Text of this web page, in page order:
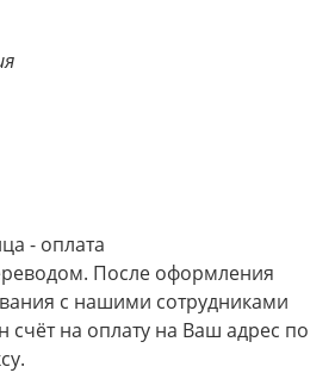
- оплата
После оформления
с нашими сотрудниками
счёт на оплату на Ваш адрес по